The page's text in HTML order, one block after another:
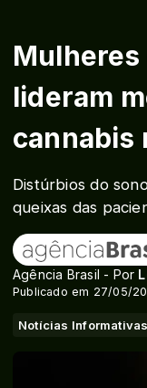
Mulheres
lideram
cannabis
Distúrbios do
queixas das
Agência Brasil - Por
Publicado em 27/05/
Notícias Informativas